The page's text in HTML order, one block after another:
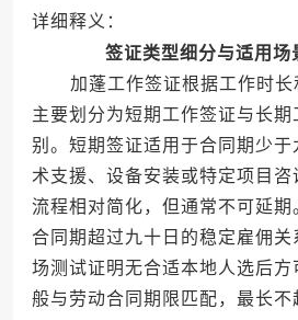
详细释义：
签证类型细分与适用场
加蓬工作签证根据工作时长
主要划分为短期工作签证与长期
别。短期签证适用于合同期少于
术支援、设备安装或特定项目
流程相对简化，但通常不可延
合同期超过九十日的稳定雇佣
场测试证明无合适本地人选后
般与劳动合同期限匹配，最长